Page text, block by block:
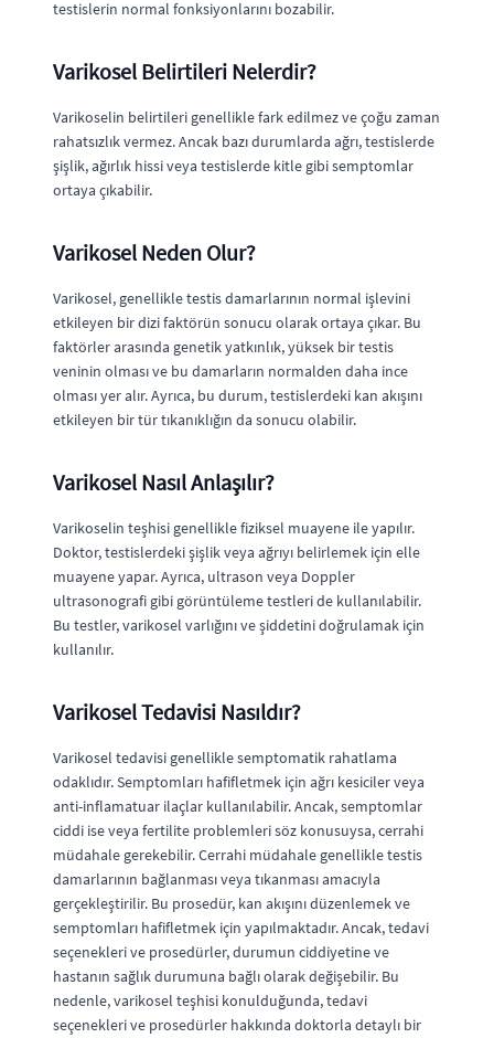
testislerin normal fonksiyonlarını bozabilir.
Varikosel Belirtileri Nelerdir?
Varikoselin belirtileri genellikle fark edilmez ve çoğu zaman
rahatsızlık vermez. Ancak bazı durumlarda ağrı, testislerde
şişlik, ağırlık hissi veya testislerde kitle gibi semptomlar
ortaya çıkabilir.
Varikosel Neden Olur?
Varikosel, genellikle testis damarlarının normal işlevini
etkileyen bir dizi faktörün sonucu olarak ortaya çıkar. Bu
faktörler arasında genetik yatkınlık, yüksek bir testis
veninin olması ve bu damarların normalden daha ince
olması yer alır. Ayrıca, bu durum, testislerdeki kan akışını
etkileyen bir tür tıkanıklığın da sonucu olabilir.
Varikosel Nasıl Anlaşılır?
Varikoselin teşhisi genellikle fiziksel muayene ile yapılır.
Doktor, testislerdeki şişlik veya ağrıyı belirlemek için elle
muayene yapar. Ayrıca, ultrason veya Doppler
ultrasonografi gibi görüntüleme testleri de kullanılabilir.
Bu testler, varikosel varlığını ve şiddetini doğrulamak için
kullanılır.
Varikosel Tedavisi Nasıldır?
Varikosel tedavisi genellikle semptomatik rahatlama
odaklıdır. Semptomları hafifletmek için ağrı kesiciler veya
anti-inflamatuar ilaçlar kullanılabilir. Ancak, semptomlar
ciddi ise veya fertilite problemleri söz konusuysa, cerrahi
müdahale gerekebilir. Cerrahi müdahale genellikle testis
damarlarının bağlanması veya tıkanması amacıyla
gerçekleştirilir. Bu prosedür, kan akışını düzenlemek ve
semptomları hafifletmek için yapılmaktadır. Ancak, tedavi
seçenekleri ve prosedürler, durumun ciddiyetine ve
hastanın sağlık durumuna bağlı olarak değişebilir. Bu
nedenle, varikosel teşhisi konulduğunda, tedavi
seçenekleri ve prosedürler hakkında doktorla detaylı bir